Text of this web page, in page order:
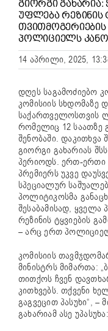
ᲒᲘᲝᲠᲒᲘ
ᲣᲤᲚᲔᲑᲐ ᲠᲔᲖᲘᲜᲘᲡ
ᲞᲝᲚᲘᲪᲘᲔᲚᲡ
14 აპრილი, 2025,
დღეს საგამოძიებო
კომისიის სხდომაზე
საქართველოსთვის
რომელიც 12 საათზე
შენობაში. დაკითხვა
გიორგი გახარიას
პერიოდს. ერთ-
პრემიერს უკვე
სპეციალურ
პოლიტიკოსმა
შესაბამისად,
რეზინის ტყვიების
– არც ერთ
კომისიის
მინისტრს მიმართა:
თითქოს ჩვენ
კითხვებს. თქვენი
გაგვეცით პასუხი“, –
გახარიამ ასე უპასუხა: